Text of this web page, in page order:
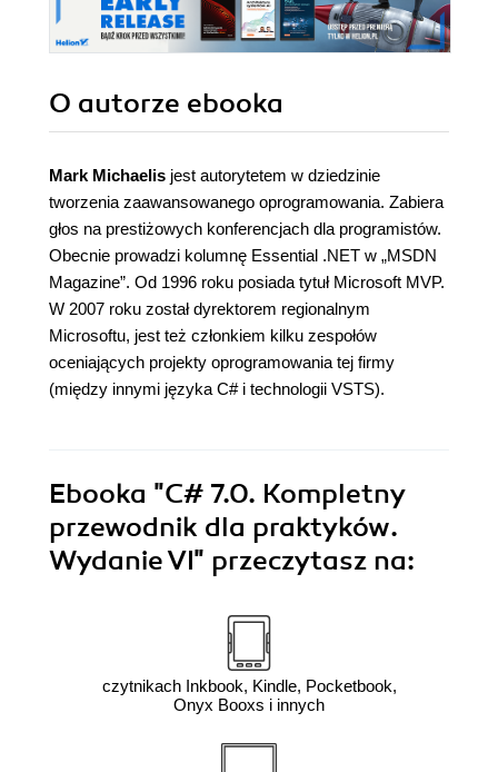
O autorze ebooka
Mark Michaelis jest autorytetem w dziedzinie
tworzenia zaawansowanego oprogramowania. Zabiera
głos na prestiżowych konferencjach dla programistów.
Obecnie prowadzi kolumnę Essential .NET w „MSDN
Magazine”. Od 1996 roku posiada tytuł Microsoft MVP.
W 2007 roku został dyrektorem regionalnym
Microsoftu, jest też członkiem kilku zespołów
oceniających projekty oprogramowania tej firmy
(między innymi języka C# i technologii VSTS).
Ebooka "C# 7.0. Kompletny
przewodnik dla praktyków.
Wydanie VI" przeczytasz na:
czytnikach Inkbook, Kindle, Pocketbook,
Onyx Booxs i innych